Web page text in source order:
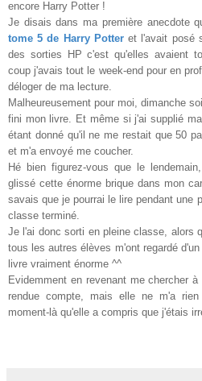
encore Harry Potter !
Je disais dans ma première anecdote
tome 5 de Harry Potteret l'avait posé
des sorties HP c'est qu'elles avaient
coup j'avais tout le week-end pour en
déloger de ma lecture.
Malheureusement pour moi, dimanche
fini mon livre. Et même si j'ai supplié
étant donné qu'il ne me restait que 50
et m'a envoyé me coucher.
Hé bien figurez-vous que le
glissé cette énorme brique dans mon
savais que je pourrai le lire pendant une
classe terminé.
Je l'ai donc sorti en pleine classe, alors
tous les autres élèves m'ont regardé
livre vraiment énorme ^^
Evidemment en revenant me chercher
rendue compte, mais elle ne m'a
moment-là qu'elle a compris que j'étais